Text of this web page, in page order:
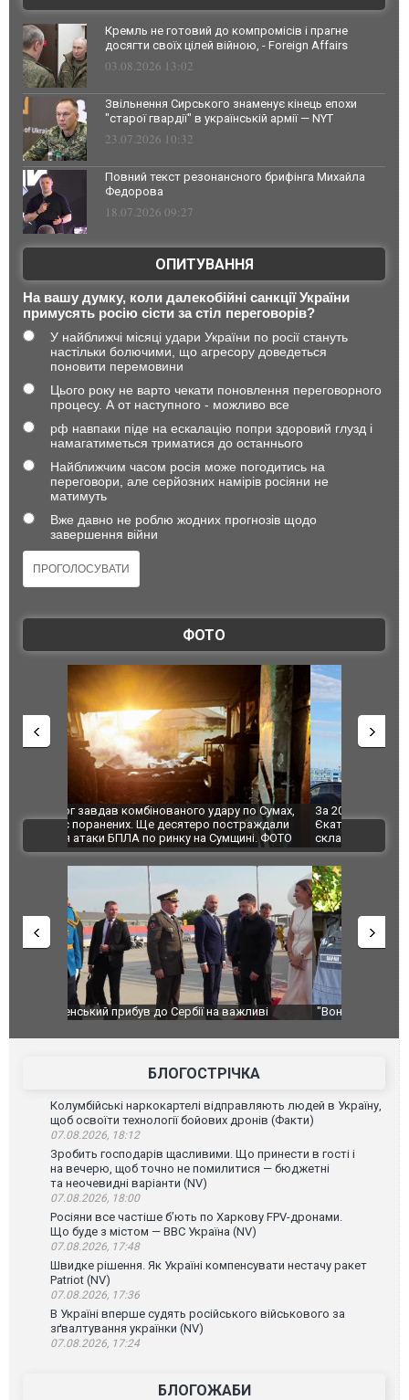
Кремль не готовий до компромісів і прагне
досягти своїх цілей війною, - Foreign Affairs
03.08.2026 13:02
Звільнення Сирського знаменує кінець епохи
"старої гвардії" в українській армії — NYT
23.07.2026 10:32
Повний текст резонансного брифінга Михайла
Федорова
18.07.2026 09:27
ОПИТУВАННЯ
На вашу думку, коли далекобійні санкції України
примусять росію сісти за стіл переговорів?
У найближчі місяці удари України по росії стануть
настільки болючими, що агресору доведеться
поновити перемовини
Цього року не варто чекати поновлення переговорного
процесу. А от наступного - можливо все
рф навпаки піде на ескалацію попри здоровий глузд і
намагатиметься триматися до останнього
Найближчим часом росія може погодитись на
переговори, але серйозних намірів росіяни не
матимуть
Вже давно не роблю жодних прогнозів щодо
завершення війни
ФОТО
За 2000 кілометрів від кордону з Україною: в
Єкатеринбурзі після атаки дронів загорівся
склад Wildberries. ФОТО. ВІДЕО
"Мої
ВІДЕО
"Вони воюють, самі хочуть воювати, бо дурні": у
зневажливих слів про українських захисників.
В
порт: над
ВІДЕО
БЛОГОСТРІЧКА
Колумбійські наркокартелі відправляють людей в Україну,
щоб освоїти технології бойових дронів (Факти)
07.08.2026, 18:12
Зробить господарів щасливими. Що принести в гості і
на вечерю, щоб точно не помилитися — бюджетні
та неочевидні варіанти (NV)
07.08.2026, 18:00
Росіяни все частіше бʼють по Харкову FPV-дронами.
Що буде з містом — ВВС Україна (NV)
07.08.2026, 17:48
Швидке рішення. Як Україні компенсувати нестачу ракет
Patriot (NV)
07.08.2026, 17:36
В Україні вперше судять російського військового за
зґвалтування українки (NV)
07.08.2026, 17:24
БЛОГОЖАБИ